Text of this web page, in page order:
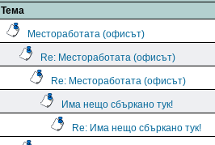
Тема
Местоработата (офисът)
Re: Местоработата (офисът)
Re: Местоработата (офисът)
Има нещо сбъркано тук!
Re: Има нещо сбъркано тук!